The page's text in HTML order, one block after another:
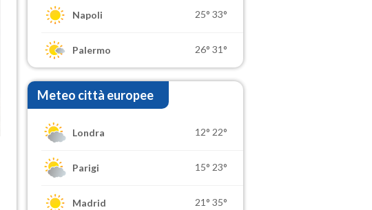
Napoli 25° 33°
Palermo 26° 31°
Meteo città europee
Londra 12° 22°
Parigi 15° 23°
Madrid 21° 35°